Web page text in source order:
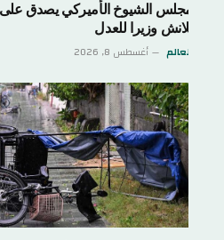
الشيوخ الأميركي يصدق على تعيين
وزيرا للعدل
أغسطس 8, 2026